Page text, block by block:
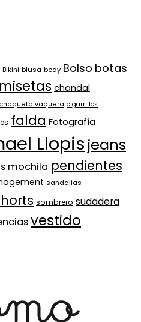
Bikini blusa body Bolso botas
chandal
chaqueta vaquera cigarrillos
falda Fotografía
Llopis jeans
mochila pendientes
sandalias
sombrero sudadera
vestido